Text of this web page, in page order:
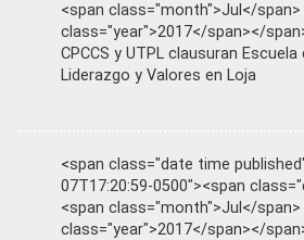
<span class="month">Jul</span>
class="year">2017</span></
CPCCS y UTPL clausuran
Liderazgo y Valores en Loja
<span class="date time
07T17:20:59-0500"><span
<span class="month">Jul</span>
class="year">2017</span></